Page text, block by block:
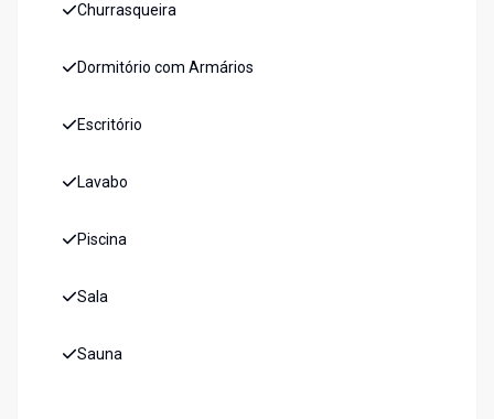
Churrasqueira
Dormitório com Armários
Escritório
Lavabo
Piscina
Sala
Sauna